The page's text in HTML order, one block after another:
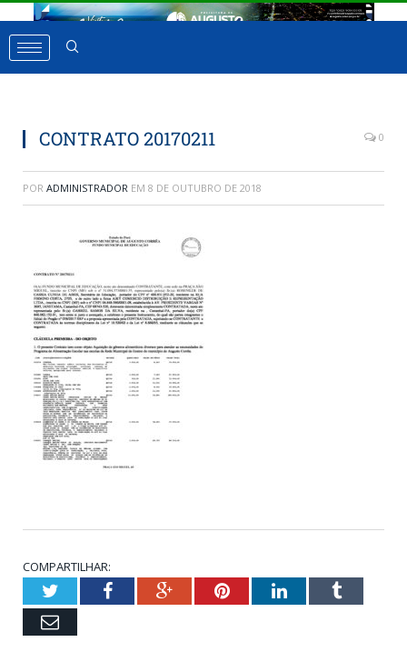
CONTRATO 20170211 0
POR ADMINISTRADOR EM 8 DE OUTUBRO DE 2018
COMPARTILHAR:
TwitterFacebookGoogle+Pinterest
LinkedIn
Email